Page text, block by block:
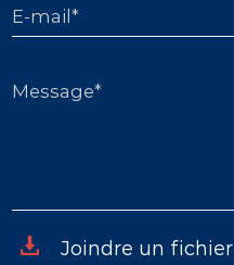
E-mail*
Message*
Joindre un fichier